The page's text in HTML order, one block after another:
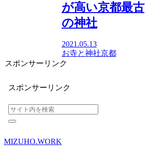
が高い京都最古
の神社
2021.05.13
お寺と神社京都
スポンサーリンク
スポンサーリンク
MIZUHO.WORK